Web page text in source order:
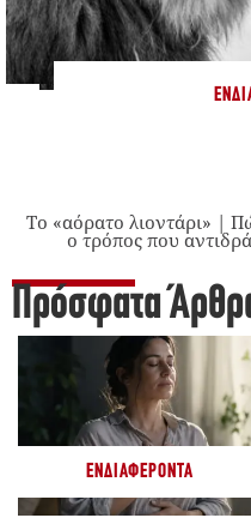
Το «αόρατο λιοντάρι» |
ο τρόπος που
Πρόσφατα
ΕΝΔΙΑΦΈΡΟΝΤΑ